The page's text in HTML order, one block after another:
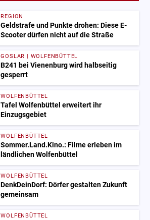
REGION
Geldstrafe und Punkte drohen: Diese E-
Scooter dürfen nicht auf die Straße
GOSLAR | WOLFENBÜTTEL
B241 bei Vienenburg wird halbseitig
gesperrt
WOLFENBÜTTEL
Tafel Wolfenbüttel erweitert ihr
Einzugsgebiet
WOLFENBÜTTEL
Sommer.Land.Kino.: Filme erleben im
ländlichen Wolfenbüttel
WOLFENBÜTTEL
DenkDeinDorf: Dörfer gestalten Zukunft
gemeinsam
WOLFENBÜTTEL